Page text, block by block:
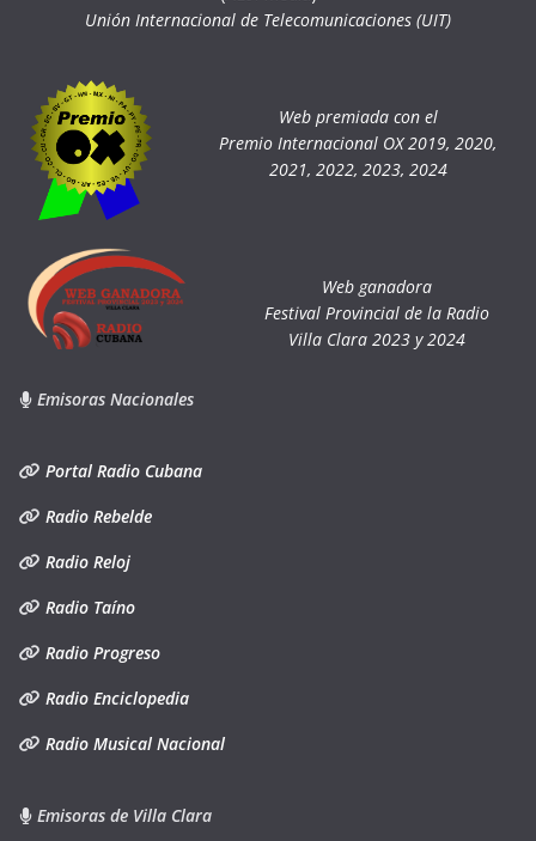
Unión Internacional de Telecomunicaciones (UIT)
Web premiada con el
Premio Internacional OX 2019, 2020,
2021, 2022, 2023, 2024
Web ganadora
Festival Provincial de la Radio
Villa Clara 2023 y 2024
Emisoras Nacionales
Portal Radio Cubana
Radio Rebelde
Radio Reloj
Radio Taíno
Radio Progreso
Radio Enciclopedia
Radio Musical Nacional
Emisoras de Villa Clara